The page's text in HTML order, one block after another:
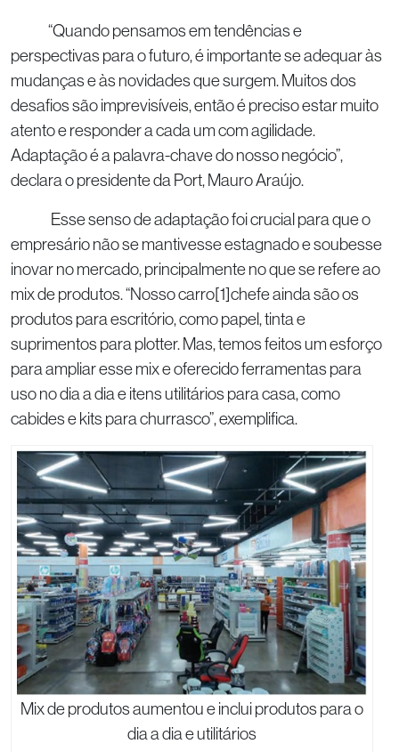
“Quando pensamos em tendências e
perspectivas para o futuro, é importante se adequar às
mudanças e às novidades que surgem. Muitos dos
desafios são imprevisíveis, então é preciso estar muito
atento e responder a cada um com agilidade.
Adaptação é a palavra-chave do nosso negócio”,
declara o presidente da Port, Mauro Araújo.
Esse senso de adaptação foi crucial para que o
empresário não se mantivesse estagnado e soubesse
inovar no mercado, principalmente no que se refere ao
mix de produtos. “Nosso carro[1]chefe ainda são os
produtos para escritório, como papel, tinta e
suprimentos para plotter. Mas, temos feitos um esforço
para ampliar esse mix e oferecido ferramentas para
uso no dia a dia e itens utilitários para casa, como
cabides e kits para churrasco”, exemplifica.
Mix de produtos aumentou e inclui produtos para o
dia a dia e utilitários